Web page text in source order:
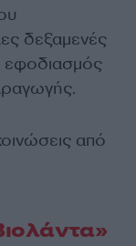
δεξαμενές
εφοδιασμός
από